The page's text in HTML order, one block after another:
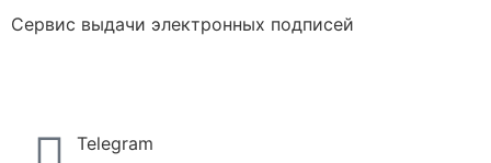
Сервис выдачи электронных подписей
Telegram